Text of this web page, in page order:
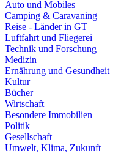
Auto und Mobiles
Camping & Caravaning
Reise - Länder in GT
Luftfahrt und Fliegerei
Technik und Forschung
Medizin
Ernährung und Gesundheit
Kultur
Bücher
Wirtschaft
Besondere Immobilien
Politik
Gesellschaft
Umwelt, Klima, Zukunft